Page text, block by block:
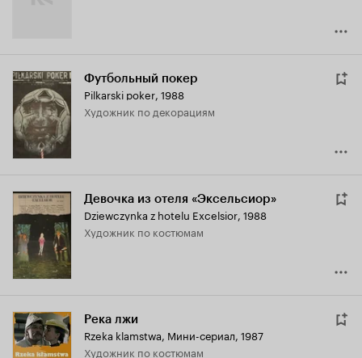
Футбольный покер
Pilkarski poker, 1988
Художник по декорациям
Девочка из отеля «Эксельсиор»
Dziewczynka z hotelu Excelsior, 1988
Художник по костюмам
Река лжи
Rzeka klamstwa, Мини-сериал, 1987
Художник по костюмам